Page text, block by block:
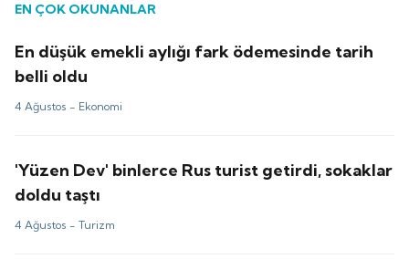
EN ÇOK OKUNANLAR
En düşük emekli aylığı fark ödemesinde tarih
belli oldu
4 Ağustos - Ekonomi
'Yüzen Dev' binlerce Rus turist getirdi, sokaklar
doldu taştı
4 Ağustos -Turizm